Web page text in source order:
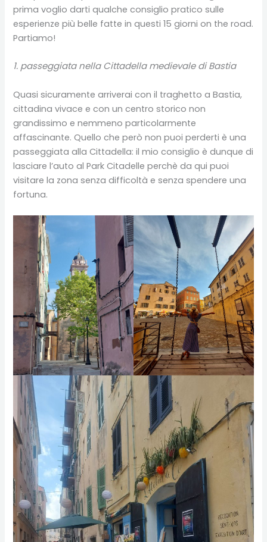
prima voglio darti qualche consiglio pratico sulle
esperienze più belle fatte in questi 15 giorni on the road.
Partiamo!
1. passeggiatanella Cittadella medievale di Bastia
Quasi sicuramente arriverai con il traghetto a Bastia,
cittadina vivace e con un centro storico non
grandissimo e nemmeno particolarmente
affascinante. Quello che però non puoi perderti è una
passeggiata alla Cittadella: il mio consiglio è dunque di
lasciare l’auto al Park Citadelle perchè da qui puoi
visitare la zona senza difficoltà e senza spendere una
fortuna.